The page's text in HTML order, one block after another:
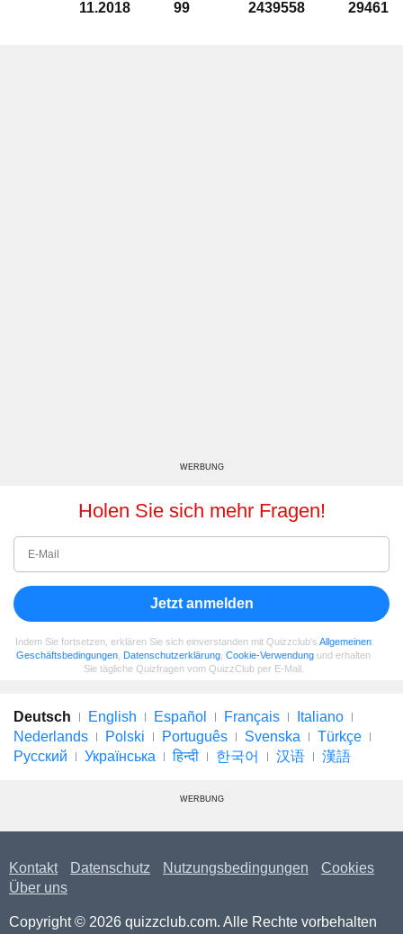
11.2018 99 2439558 29461
WERBUNG
Holen Sie sich mehr Fragen!
Jetzt anmelden
Indem Sie fortsetzen, erklären Sie sich einverstanden mit Quizzclub's Allgemeinen
Geschäftsbedingungen Datenschutzerklärung Cookie-Verwendung und erhalten
Sie tägliche Quizfragen vom QuizzClub per E-Mail.
Deutsch English Español Français
Italiano
Nederlands
Polski Português Svenska
Türkçe
Русский
Українська हिन्दी 한국어 汉语 漢語
WERBUNG
Kontakt Datenschutz Nutzungsbedingungen
Cookies
Über uns
Copyright © 2026 quizzclub.com. Alle Rechte vorbehalten